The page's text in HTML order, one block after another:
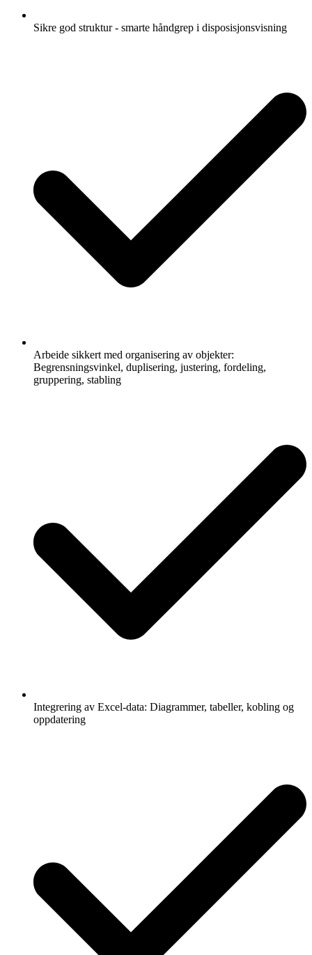
Sikre god struktur - smarte håndgrep i disposisjonsvisning
Arbeide sikkert med organisering av objekter:
Begrensningsvinkel, duplisering, justering, fordeling,
gruppering, stabling
Integrering av Excel-data: Diagrammer, tabeller, kobling og
oppdatering